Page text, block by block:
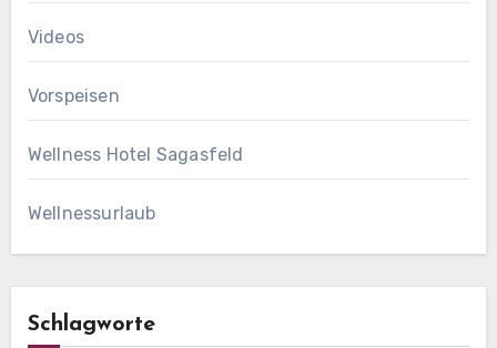
Videos
Vorspeisen
Wellness Hotel Sagasfeld
Wellnessurlaub
Schlagworte